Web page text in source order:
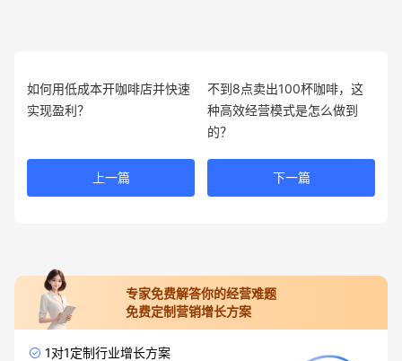
如何用低成本开咖啡店并快速
实现盈利？
上一篇
不到8点卖出100杯咖啡，这
种高效经营模式是怎么做到
的？
下一篇
专家免费解答你的经营难题
免费定制营销增长方案
1对1定制行业增长方案